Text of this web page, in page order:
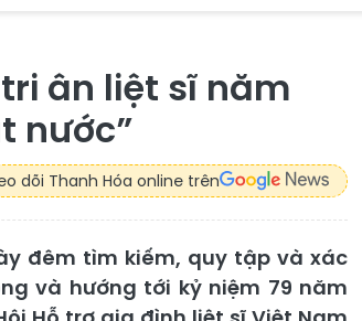
ân liệt sĩ năm
nước”
dõi Thanh Hóa online trên
đêm tìm kiếm, quy tập và xác
và hướng tới kỷ niệm 79 năm